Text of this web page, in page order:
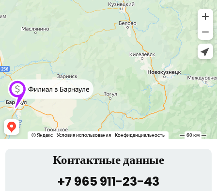
Контактные данные
+7 965 911-23-43